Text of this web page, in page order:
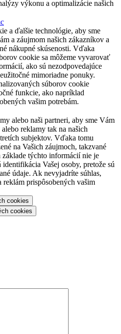
výkonu a optimalizácie našich
a ďalšie technológie, aby sme
a záujmom našich zákazníkov a
nákupné skúsenosti. Vďaka
cookie sa môžeme vyvarovať
ako sú nezodpovedajúce
mimoriadne ponuky.
súborov cookie
funkcie, ako napríklad
vašim potrebám.
alebo naši partneri, aby sme Vám
reklamy tak na našich
subjektov. Vďaka tomu
na Vašich záujmoch, takzvané
týchto informácií nie je
Vašej osoby, pretože sú
údaje. Ak nevyjadríte súhlas,
reklám prispôsobených vašim
cookies
cookies